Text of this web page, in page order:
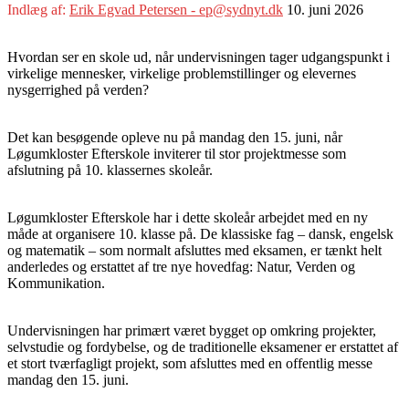
Indlæg af: Erik Egvad Petersen - ep@sydnyt.dk 10. juni 2026
Hvordan ser en skole ud, når undervisningen tager udgangspunkt i
virkelige mennesker, virkelige problemstillinger og elevernes
nysgerrighed på verden?
Det kan besøgende opleve nu på mandag den 15. juni, når
Løgumkloster Efterskole inviterer til stor projektmesse som
afslutning på 10. klassernes skoleår.
Løgumkloster Efterskole har i dette skoleår arbejdet med en ny
måde at organisere 10. klasse på. De klassiske fag – dansk, engelsk
og matematik – som normalt afsluttes med eksamen, er tænkt helt
anderledes og erstattet af tre nye hovedfag: Natur, Verden og
Kommunikation.
Undervisningen har primært været bygget op omkring projekter,
selvstudie og fordybelse, og de traditionelle eksamener er erstattet af
et stort tværfagligt projekt, som afsluttes med en offentlig messe
mandag den 15. juni.